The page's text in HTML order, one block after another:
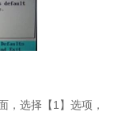
，选择【1】选项，